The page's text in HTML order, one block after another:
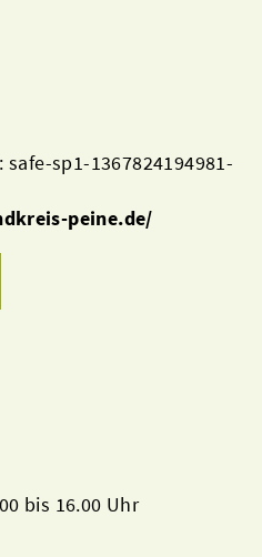
sp1-1367824194981-
peine.de/
bis 16.00 Uhr